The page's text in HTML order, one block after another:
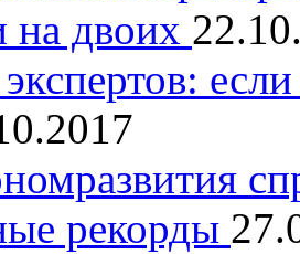
на двоих
рекорды